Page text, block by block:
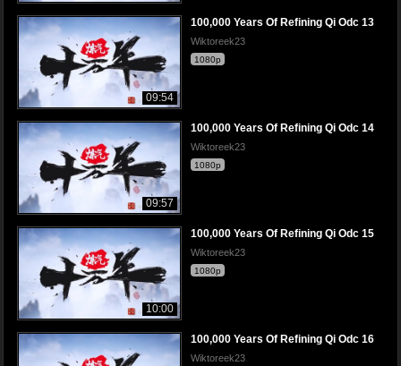
09:54
100,000 Years Of Refining Qi Odc 13
Wiktoreek23
1080p
09:57
100,000 Years Of Refining Qi Odc 14
Wiktoreek23
1080p
10:00
100,000 Years Of Refining Qi Odc 15
Wiktoreek23
1080p
100,000 Years Of Refining Qi Odc 16
Wiktoreek23